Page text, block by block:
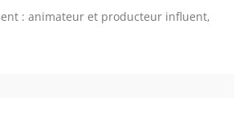
: animateur et producteur influent,